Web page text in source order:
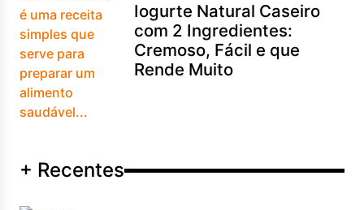
Iogurte Natural Caseiro
com 2 Ingredientes:
Cremoso, Fácil e que
Rende Muito
+ Recentes